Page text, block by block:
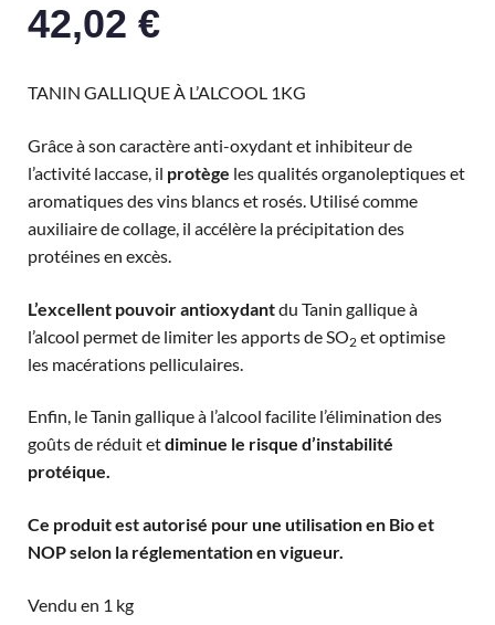
42,02 €
TANIN GALLIQUE À L’ALCOOL 1KG
Grâce à son caractère anti-oxydant et inhibiteur de
l’activité laccase, il protège les qualités organoleptiques et
aromatiques des vins blancs et rosés. Utilisé comme
auxiliaire de collage, il accélère la précipitation des
protéines en excès.
L’excellent pouvoir antioxydantdu Tanin gallique à
l’alcool permet de limiter les apports de SO2 et optimise
les macérations pelliculaires.
Enfin, le Tanin gallique à l’alcool facilite l’élimination des
goûts de réduit etdiminue le risque d’instabilité
protéique.
Ce produit est autorisé pour une utilisation en Bio et
NOP selon la réglementation en vigueur.
Vendu en 1 kg